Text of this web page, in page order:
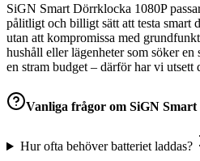
SiGN Smart Dörrklocka 1080P
pålitligt och billigt sätt att testa smart
utan att kompromissa med
hushåll eller lägenheter som söker
en stram budget – därför har vi
Vanliga frågor om SiGN
Hur ofta behöver batteriet laddas?